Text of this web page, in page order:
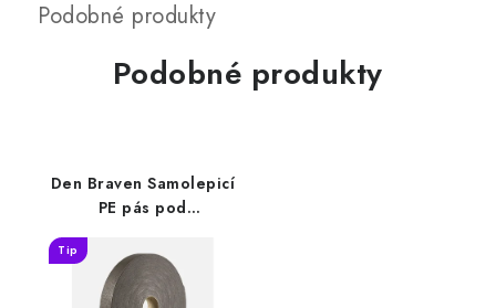
Podobné produkty
Den Braven Samolepicí
PE pás pod
sádrokartonářské
profily
Tip